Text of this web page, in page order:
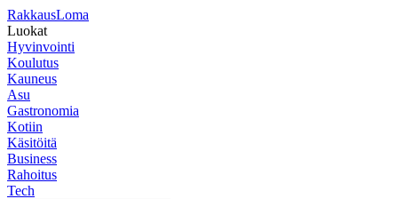
RakkausLoma
Luokat
Hyvinvointi
Koulutus
Kauneus
Asu
Gastronomia
Kotiin
Käsitöitä
Business
Rahoitus
Tech